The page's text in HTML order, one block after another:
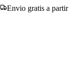
Envio gratis a partir